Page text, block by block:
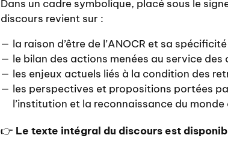
Dans un cadre symbolique, placé sous le
discours revient sur :
la raison d’être de l’ANOCR et sa
le bilan des actions menées au service
les enjeux actuels liés à la condition des
les perspectives et propositions portées
l’institution et la reconnaissance du
👉 Le texte intégral du discours est